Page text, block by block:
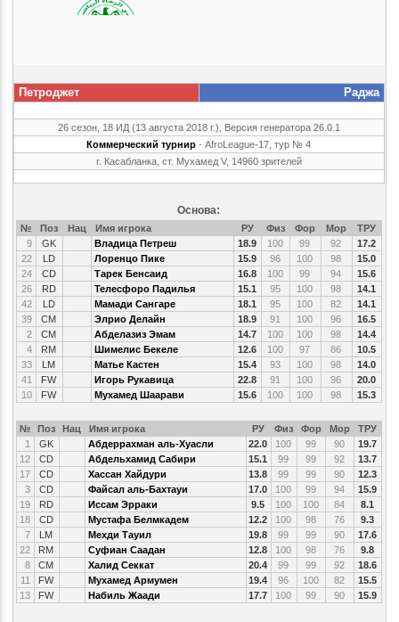
Петроджет Раджа
26 сезон, 18 ИД (13 августа 2018 г.), Версия генератора 26.0.1
Коммерческий турнир - AfroLeague-17, тур № 4
г. Касабланка, ст. Мухамед V, 14960 зрителей
Основа:
№ Поз Нац Имя игрока РУ Физ Фор Мор
ТРУ
9
GK Владица Петреш 18.9 100 99 92
17.2
22
LD Лоренцо Пике 15.9 96 100 98
15.0
24
CD Тарек Бенсаид 16.8 100 99 94
15.6
26
RD Телесфоро Падилья 15.1 95 100 98
14.1
42
LD Мамади Сангаре 18.1 95 100 82
14.1
39
CM Элрио Делайн 18.9 91 100 96
16.5
2
CM Абделазиз Эмам 14.7 100 100 98
14.4
4
RM Шимелис Бекеле 12.6 100 97 86
10.5
33
LM Матье Кастен 15.4 93 100 98
14.0
41
FW Игорь Рукавица 22.8 91 100 96
20.0
10
FW Мухамед Шаарави 15.6 100 100 98 15.3
№ Поз Нац Имя игрока РУ Физ Фор Мор
ТРУ
1
GK Абдеррахман аль-Хуасли 22.0 100 99 90
19.7
12
CD Абдельхамид Сабири 15.1 99 99 92
13.7
17
CD Хассан Хайдури 13.8 99 99 90
12.3
3
CD Файсал аль-Бахтауи 17.0 100 99 94
15.9
19
RD Иссам Эрраки 9.5 100 100 84
8.1
18
CD Мустафа Белмкадем 12.2 100 98 76
9.3
7
LM Мехди Тауил 19.8 99 99 90
17.6
22
RM Суфиан Саадан 12.8 100 98 76
9.8
8
CM Халид Секкат 20.4 99 99 92
18.6
11
FW Мухамед Армумен 19.4 96 100 82
15.5
13
FW Набиль Жаади 17.7 100 99 90 15.9